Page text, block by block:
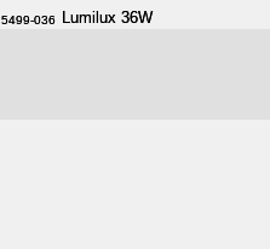
5499-036 Lumilux 36W
5499-036 Lumilux 36W